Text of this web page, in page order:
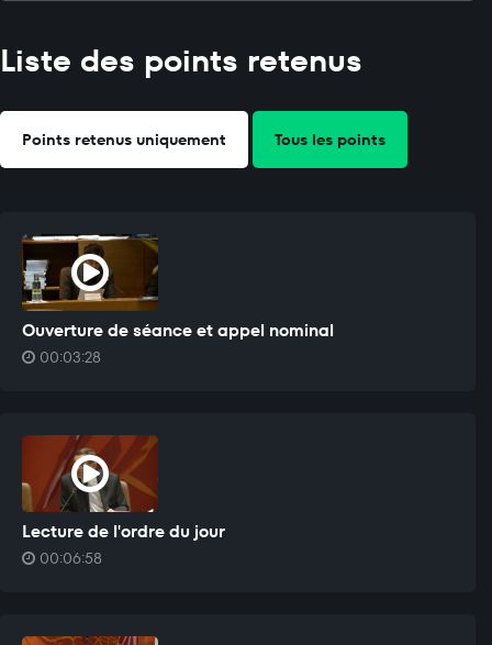
Liste des points retenus
Points retenus uniquement Tous les points
Ouverture de séance et appel nominal
00:03:28
Lecture de l'ordre du jour
00:06:58